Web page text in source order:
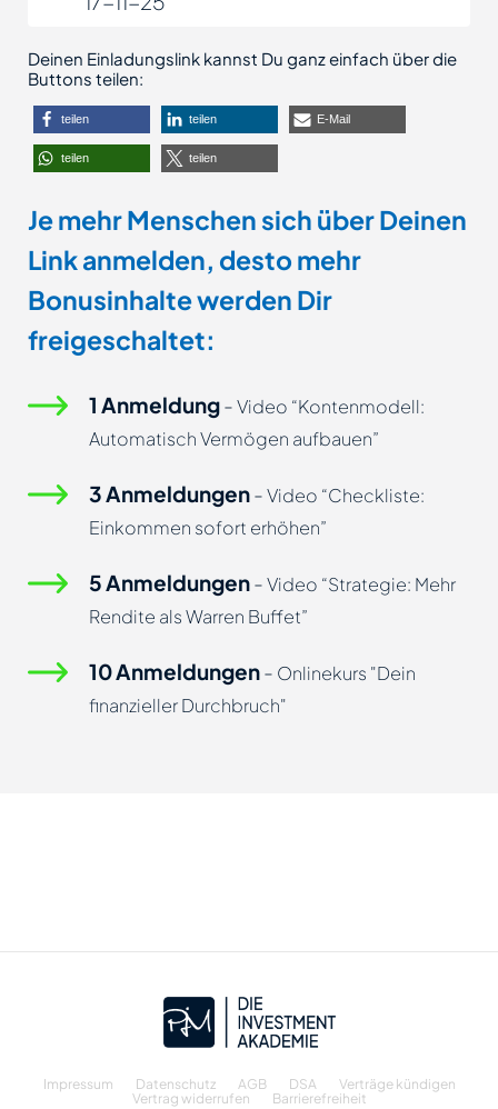
Deinen Einladungslink kannst Du ganz einfach über die
Buttons teilen:
teilen teilen E-Mail
teilen teilen
Je mehr Menschen sich über Deinen
Link anmelden, desto mehr
Bonusinhalte werden Dir
freigeschaltet:
1 Anmeldung-Video “Kontenmodell:
Automatisch Vermögen aufbauen”
3 Anmeldungen-Video “Checkliste:
Einkommen sofort erhöhen”
5 Anmeldungen-Video “Strategie: Mehr
Rendite als Warren Buffet”
10 Anmeldungen- Onlinekurs "Dein
finanzieller Durchbruch"
Impressum Datenschutz AGB DSA
Verträge kündigen
Vertrag widerrufen
Barrierefreiheit